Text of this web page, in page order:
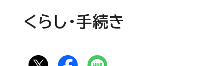
くらし・手続き